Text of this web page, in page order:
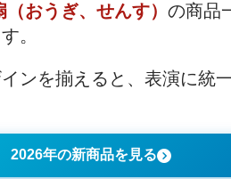
おうぎ、せんす） の商品
。
ンを揃えると、表演に統
2026年の新商品を見る